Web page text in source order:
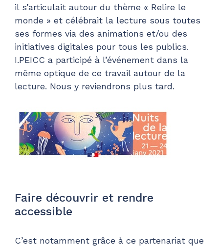
il s’articulait autour du thème « Relire le
monde » et célébrait la lecture sous toutes
ses formes via des animations et/ou des
initiatives digitales pour tous les publics.
I.PEICC a participé à l’événement dans la
même optique de ce travail autour de la
lecture. Nous y reviendrons plus tard.
Faire découvrir et rendre
accessible
C’est notamment grâce à ce partenariat que